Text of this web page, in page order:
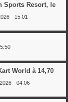
Sports Resort, le
- 15:01
World à 14,70
- 04:06